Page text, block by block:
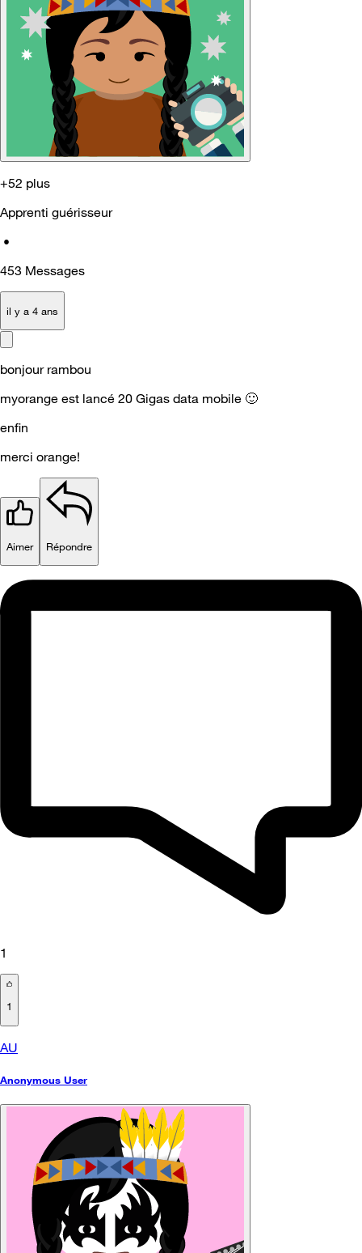
+52 plus
Apprenti guérisseur
•
453 Messages
il y a 4 ans
bonjour rambou
myorange est lancé 20 Gigas data mobile 🙂
enfin
merci orange!
Aimer Répondre
1
1
AU
Anonymous User